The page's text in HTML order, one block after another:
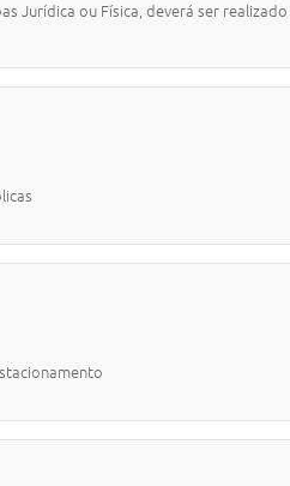
Jurídica ou Física, deverá ser